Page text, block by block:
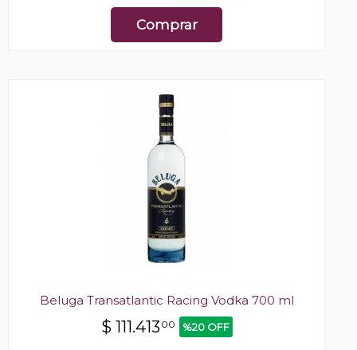
Comprar
Beluga Transatlantic Racing Vodka 700 ml
$ 111.413 00 %20 OFF